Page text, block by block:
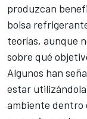
produzcan
bolsa
teorías, aunque
sobre qué
Algunos han
estar
ambiente dentro